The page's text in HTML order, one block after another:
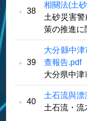
38
相關法(土
土砂災害
策の推進に
39
大分縣中
查報告.pdf
大分県中
40
土石流與漂
土石流・